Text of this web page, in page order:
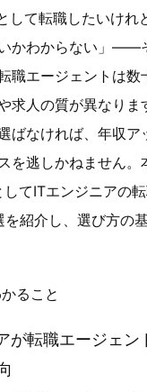
して転職したいけれ
かわからない」――
職エージェントは数
求人の質が異なりま
ばなければ、年収ア
を逃しかねません。
てITエンジニアの
を紹介し、選び方の
ること
が転職エージェン